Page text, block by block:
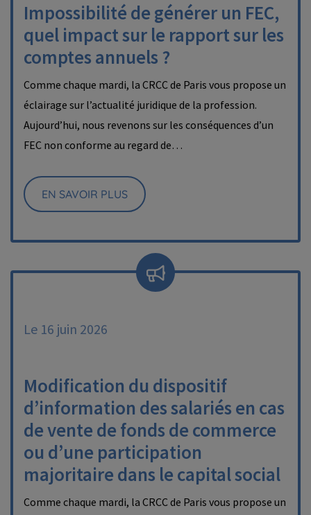
Impossibilité de générer un FEC,
quel impact sur le rapport sur les
comptes annuels ?
Comme chaque mardi, la CRCC de Paris vous propose un
éclairage sur l’actualité juridique de la profession.
Aujourd’hui, nous revenons sur les conséquences d’un
FEC non conforme au regard de…
EN SAVOIR PLUS
Le 16 juin 2026
Modification du dispositif
d’information des salariés en cas
de vente de fonds de commerce
ou d’une participation
majoritaire dans le capital social
Comme chaque mardi, la CRCC de Paris vous propose un